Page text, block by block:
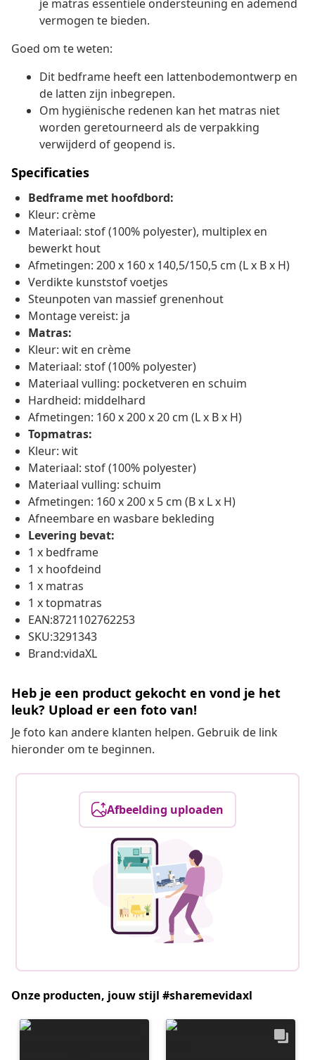
je matras essentiële ondersteuning en ademend
vermogen te bieden.
Goed om te weten:
Dit bedframe heeft een lattenbodemontwerp en
de latten zijn inbegrepen.
Om hygiënische redenen kan het matras niet
worden geretourneerd als de verpakking
verwijderd of geopend is.
Specificaties
Bedframe met hoofdbord:
Kleur: crème
Materiaal: stof (100% polyester), multiplex en
bewerkt hout
Afmetingen: 200 x 160 x 140,5/150,5 cm (L x B x H)
Verdikte kunststof voetjes
Steunpoten van massief grenenhout
Montage vereist: ja
Matras:
Kleur: wit en crème
Materiaal: stof (100% polyester)
Materiaal vulling: pocketveren en schuim
Hardheid: middelhard
Afmetingen: 160 x 200 x 20 cm (L x B x H)
Topmatras:
Kleur: wit
Materiaal: stof (100% polyester)
Materiaal vulling: schuim
Afmetingen: 160 x 200 x 5 cm (B x L x H)
Afneembare en wasbare bekleding
Levering bevat:
1 x bedframe
1 x hoofdeind
1 x matras
1 x topmatras
EAN:8721102762253
SKU:3291343
Brand:vidaXL
Heb je een product gekocht en vond je het
leuk? Upload er een foto van!
Je foto kan andere klanten helpen. Gebruik de link
hieronder om te beginnen.
Afbeelding uploaden
Onze producten, jouw stijl #sharemevidaxl